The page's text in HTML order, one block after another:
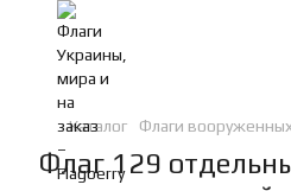
Каталог Флаги
Флаг 129